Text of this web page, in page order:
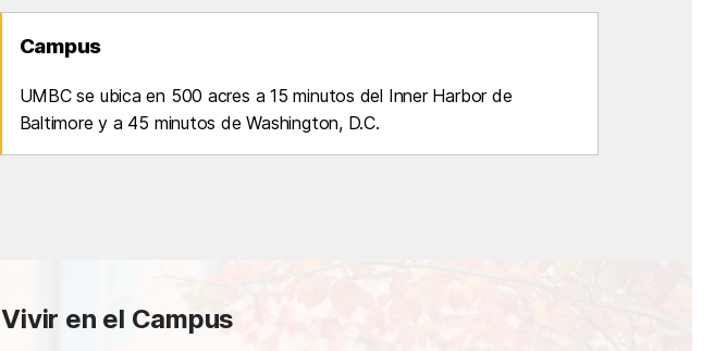
Campus
UMBC se ubica en 500 acres a 15 minutos del Inner Harbor de
Baltimore y a 45 minutos de Washington, D.C.
Vivir en el Campus